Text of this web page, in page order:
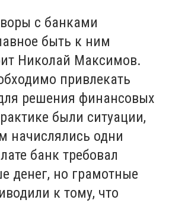
с банками
быть к ним
Николай Максимов.
привлекать
решения финансовых
были ситуации,
начислялись одни
банк требовал
денег, но грамотные
к тому, что